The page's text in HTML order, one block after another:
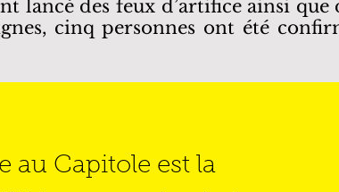
lancé des feux d’artifice ainsi
cinq personnes ont été
au Capitole est la